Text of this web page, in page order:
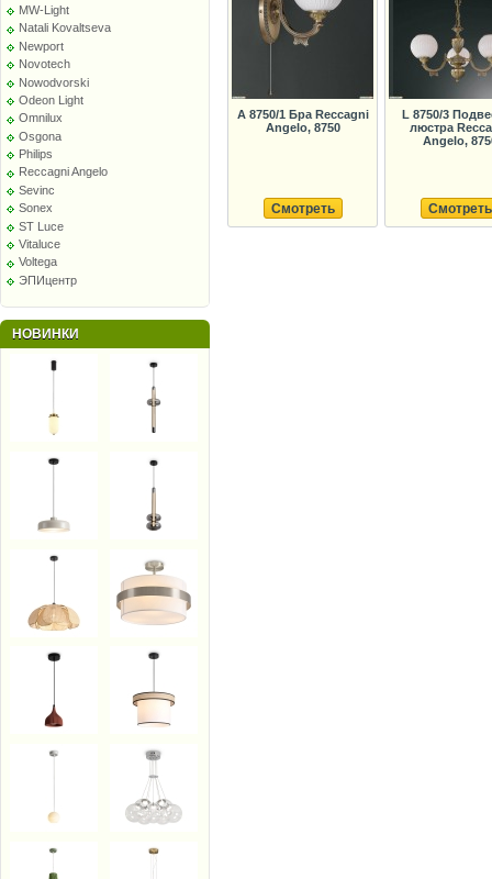
MW-Light
Natali Kovaltseva
Newport
Novotech
Nowodvorski
Odeon Light
Omnilux
Osgona
Philips
Reccagni Angelo
Sevinc
Sonex
ST Luce
Vitaluce
Voltega
ЭПИцентр
НОВИНКИ
A 8750/1 Бра Reccagni
Angelo, 8750
Смотреть
L 8750/3
люстра
Angelo,
Смотреть